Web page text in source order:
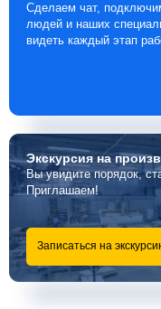
Сделаем чат,
людей и наших
видеть каждый этап
Экскурсияна
Вы увидите порядок,
Приглашаем!
Записаться на